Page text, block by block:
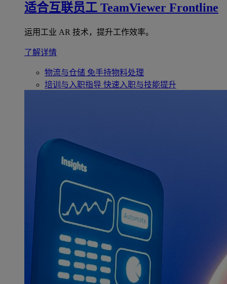
适合互联员工 TeamViewer Frontline
运用工业 AR 技术，提升工作效率。
了解详情
物流与仓储 免手持物料处理
培训与入职指导 快速入职与技能提升